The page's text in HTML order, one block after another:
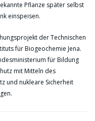
Pflanze später selbst
einspeisen.
der Technischen
für Biogeochemie Jena.
für Bildung
mit Mitteln des
und nukleare Sicherheit